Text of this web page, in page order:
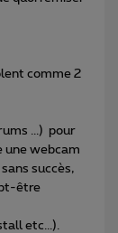
comme 2
...) pour
une webcam
succès,
pt-être
etc...).